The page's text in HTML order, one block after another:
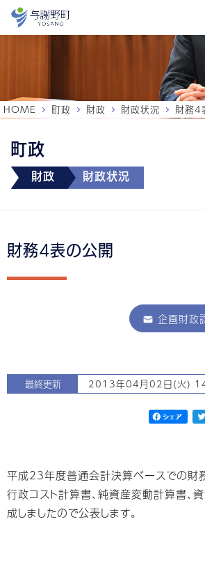
町政
財政 財政状況
HOME 町政 財政 財政状況 財務4
財務4表の公開
企画財政
最終更新 2013年04月02日(火)
平成23年度普通会計決算ベースでの財
行政コスト計算書、純資産変動計算書、
成しましたので公表します。